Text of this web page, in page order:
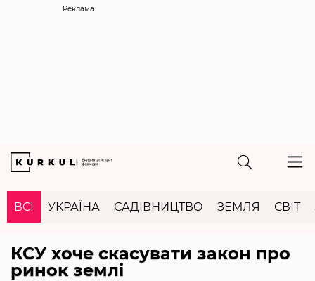
Реклама
ВСІ УКРАЇНА САДІВНИЦТВО ЗЕМЛЯ СВІТ
КСУ хоче скасувати закон про
ринок землі